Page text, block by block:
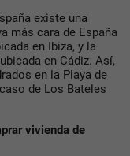
existe una
más cara de España
en Ibiza, y la
en Cádiz. Así,
en la Playa de
de Los Bateles
vivienda de